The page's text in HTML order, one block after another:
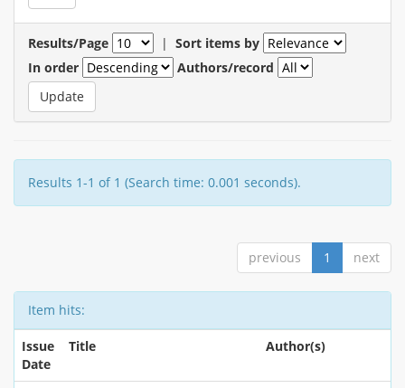
Results/Page | Sort items by
In order
Authors/record
Results 1-1 of 1 (Search time: 0.001 seconds).
previous 1 next
Item hits:
Issue
Date
Title Author(s)